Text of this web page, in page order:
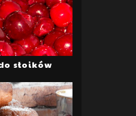
słoików